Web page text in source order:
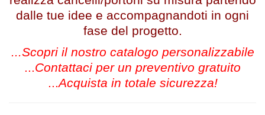
dalle tue idee e accompagnandoti in ogni
fase del progetto.
...Scopri il nostro catalogo personalizzabile
...Contattaci per un preventivo gratuito
...Acquista in totale sicurezza!